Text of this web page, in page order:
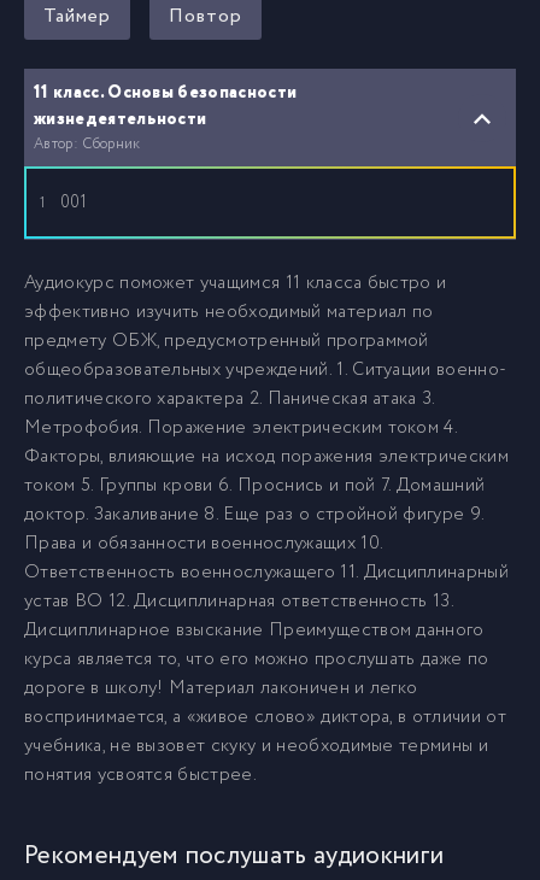
Таймер Повтор
11 класс. Основы безопасности
жизнедеятельности
Автор: Сборник
1 001
Аудиокурс поможет учащимся 11 класса быстро и
эффективно изучить необходимый материал по
предмету ОБЖ, предусмотренный программой
общеобразовательных учреждений. 1. Ситуации военно-
политического характера 2. Паническая атака 3.
Метрофобия. Поражение электрическим током 4.
Факторы, влияющие на исход поражения электрическим
током 5. Группы крови 6. Проснись и пой 7. Домашний
доктор. Закаливание 8. Еще раз о стройной фигуре 9.
Права и обязанности военнослужащих 10.
Ответственность военнослужащего 11. Дисциплинарный
устав ВО 12. Дисциплинарная ответственность 13.
Дисциплинарное взыскание Преимуществом данного
курса является то, что его можно прослушать даже по
дороге в школу! Материал лаконичен и легко
воспринимается, а «живое слово» диктора, в отличии от
учебника, не вызовет скуку и необходимые термины и
понятия усвоятся быстрее.
Рекомендуем послушать аудиокниги